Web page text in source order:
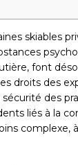
skiables
font
droits des
des
liés à la
complexe,